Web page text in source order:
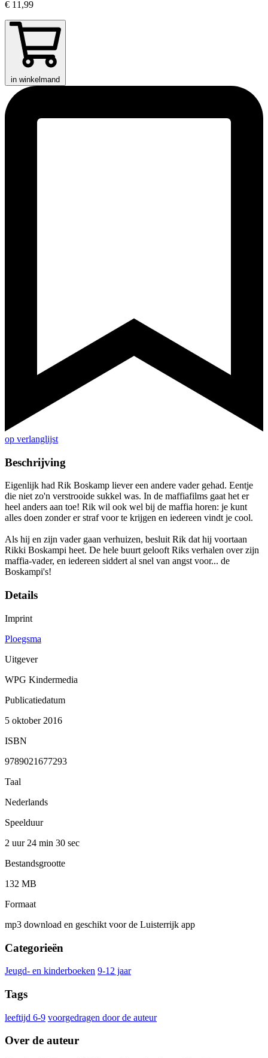
€ 11,99
in winkelmand
op verlanglijst
Beschrijving
Eigenlijk had Rik Boskamp liever een andere vader gehad. Eentje
die niet zo'n verstrooide sukkel was. In de maffiafilms gaat het er
heel anders aan toe! Rik wil ook wel bij de maffia horen: je kunt
alles doen zonder er straf voor te krijgen en iedereen vindt je cool.
Als hij en zijn vader gaan verhuizen, besluit Rik dat hij voortaan
Rikki Boskampi heet. De hele buurt gelooft Riks verhalen over zijn
maffia-vader, en iedereen siddert al snel van angst voor... de
Boskampi's!
Details
Imprint
Ploegsma
Uitgever
WPG Kindermedia
Publicatiedatum
5 oktober 2016
ISBN
9789021677293
Taal
Nederlands
Speelduur
2 uur 24 min 30 sec
Bestandsgrootte
132 MB
Formaat
mp3 download en geschikt voor de Luisterrijk app
Categorieën
Jeugd- en kinderboeken 9-12 jaar
Tags
leeftijd 6-9 voorgedragen door de auteur
Over de auteur